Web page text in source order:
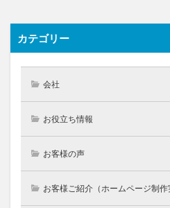
カテゴリー
会社
お役立ち情報
お客様の声
お客様ご紹介（ホームページ制作